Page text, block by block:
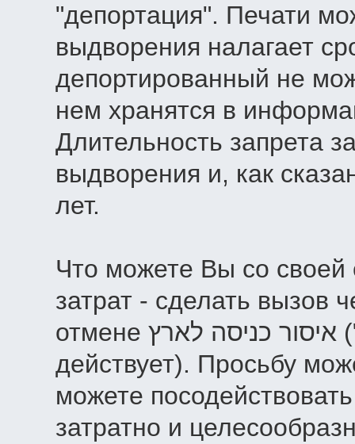
"депортация". Печати
выдворения налагает
депортированный не
нем хранятся в
Длительность запрета
выдворения и, как
лет.
Что можете Вы со
затрат - сделать вызов
отмене איסור כניסה לארץ ("депортации" - если до сих пор
действует). Просьбу
можете
затратно и